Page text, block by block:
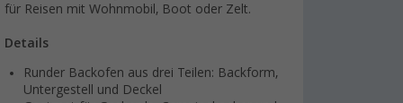
für Reisen mit Wohnmobil, Boot oder Zelt.
Details
Runder Backofen aus drei Teilen: Backform,
Untergestell und Deckel